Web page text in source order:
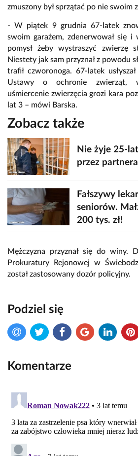
zmuszony był sprzątać po nie swoim
- W piątek 9 grudnia 67-latek
swoim garażem, zdenerwował się i
pomysł żeby wystraszyć zwierzę
Niestety jak sam przyznał z powodu
trafił czworonoga. 67-latek
Ustawy o ochronie zwierząt,
uśmiercenie zwierzęcia grozi kara
lat 3 – mówi Barska.
Zobacz także
Nie żyje 25-
przez partnera
Fałszywy
seniorów.
200 tys. zł!
Mężczyzna przyznał się do winy.
Prokuratury Rejonowej w
został zastosowany dozór policyjny.
Podziel się
Komentarze